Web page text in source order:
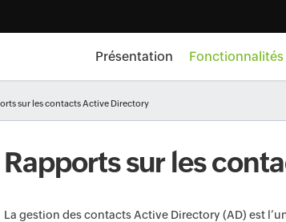
Présentation Fonctionnalités
sur les contacts Active Directory
Rapports sur les
La gestion des contacts Active Directory (AD) est